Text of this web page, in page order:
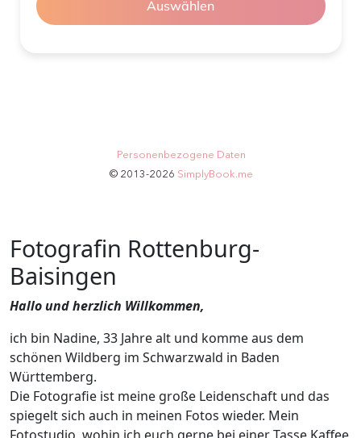
Fotografin Rottenburg-
Baisingen
Hallo und herzlich Willkommen,
ich bin Nadine, 33 Jahre alt und komme aus dem
schönen Wildberg im Schwarzwald in Baden
Württemberg.
Die Fotografie ist meine große Leidenschaft und das
spiegelt sich auch in meinen Fotos wieder. Mein